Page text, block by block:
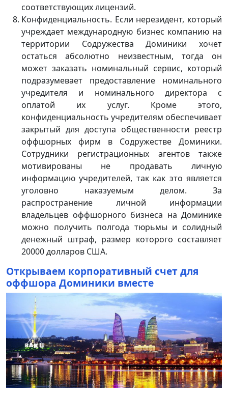
соответствующих лицензий.
Конфиденциальность. Если нерезидент, который
учреждает международную бизнес компанию на
территории Содружества Доминики хочет
остаться абсолютно неизвестным, тогда он
может заказать номинальный сервис, который
подразумевает предоставление номинального
учредителя и номинального директора с
оплатой их услуг. Кроме этого,
конфиденциальность учредителям обеспечивает
закрытый для доступа общественности реестр
оффшорных фирм в Содружестве Доминики.
Сотрудники регистрационных агентов также
мотивированы не продавать личную
информацию учредителей, так как это является
уголовно наказуемым делом. За
распространение личной информации
владельцев оффшорного бизнеса на Доминике
можно получить полгода тюрьмы и солидный
денежный штраф, размер которого составляет
20000 долларов США.
Открываем корпоративный счет для
оффшора Доминики вместе